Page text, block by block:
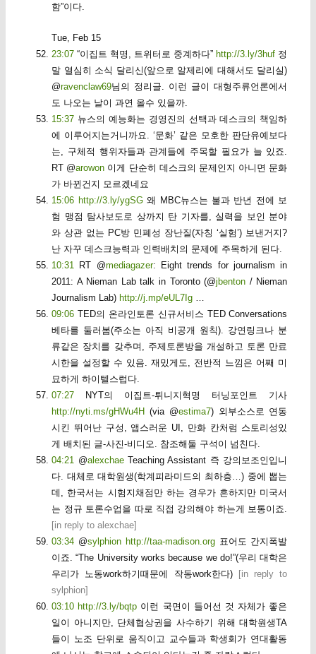
함”이다.
Tue, Feb 15
23:07 “이집트 혁명, 트위터로 중계하다” http://3.ly/3huf 정
말 열심히 소식 달리신(앞으로 알제리에 대해서도 달리실)
@ravenclaw69님의 정리글. 이런 글이 대형주류언론에서
도 나오는 날이 과연 올수 있을까.
15:37 뉴스의 예능화는 경영진의 선택과 데스크의 책임하
에 이루어지는거니까요. ‘문화’ 같은 모호한 판단유예보다
는, 구체적 행위자들과 관계들에 주목할 필요가 늘 있죠.
RT @arowon 이게 단순히 데스크의 문제인지 아니면 문화
가 바뀐건지 모르겠네요
15:06 http://3.ly/ygSG왜 MBC뉴스는 불과 반년 전에 보
험 맹점 탐사보도로 상까지 탄 기자를, 실력을 보인 분야
와 상관 없는 PC방 민폐성 장난질(자칭 ‘실험’) 보낸거지?
난 자꾸 데스크능력과 인력배치의 문제에 주목하게 된다.
10:31
RT @mediagazer: Eight trends for journalism in
2011: A Nieman Lab talk in Toronto (@jbenton / Nieman
Journalism Lab) http://j.mp/eUL7Ig
09:06 TED의 온라인토론 신규서비스 TED Conversations
베타를 둘러봄(주소는 아직 비공개 원칙). 강연링크나 분
류같은 장치를 갖추며, 주제토론방을 개설하고 토론 만료
시한을 설정할 수 있음. 재밌게도, 전반적 느낌은 어째 미
묘하게 하이텔스럽다.
07:27
NYT의 이집트-튀니지혁명 터닝포인트 기사
http://nyti.ms/gHWu4H (via @estima7) 외부소스로 연동
시킨 뛰어난 구성, 앱스러운 UI, 만화 칸처럼 스토리성있
게 배치된 글-사진-비디오. 참조해둘 구석이 넘친다.
04:21
@alexchaeTeaching Assistant 즉 강의보조인입니
다. 대체로 대학원생(학계피라미드의 최하층…) 중에 뽑는
데, 한국서는 시험지채점만 하는 경우가 흔하지만 미국서
는 정규 토론수업을 따로 직접 강의해야 하는게 보통이죠.
[in reply to alexchae]
03:34 @sylphion http://taa-madison.org표어도 간지폭발
이죠. “The University works because we do!”(우리 대학은
우리가 노동work하기때문에 작동work한다)[in reply to
sylphion]
03:10 http://3.ly/bqtp 이런 국면이 들어선 것 자체가 좋은
일이 아니지만, 단체협상권을 사수하기 위해 대학원생TA
들이 노조 단위로 움직이고 교수들과 학생회가 연대활동